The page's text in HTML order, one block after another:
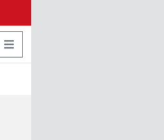
Seitennavigation öffnen